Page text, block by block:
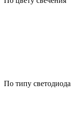
По типу светодиода